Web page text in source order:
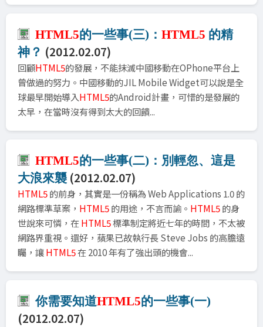
HTML5的一些事(三)： HTML5 的精
神？ (2012.02.07)
回顧HTML5的發展，不能抹滅中國移動在OPhone平台上
曾做過的努力。中國移動的JIL Mobile Widget可以說是全
球最早開始導入HTML5的Android計畫，可惜的是發展的
太早，在當時沒有得到太大的回饋...
HTML5的一些事(二)：別輕忽、這是
大浪來襲 (2012.02.07)
HTML5的前身，其實是一份稱為 Web Applications 1.0 的
網路標準草案， HTML5的用途，不言而諭。 HTML5的身
世說來可憐，在HTML5標準制定將近七年的時間，不太被
網路界重視。還好，蘋果已故執行長 Steve Jobs 的高膽遠
矚，讓HTML5在 2010 年有了強出頭的機會...
你需要知道HTML5的一些事(一)
(2012.02.07)